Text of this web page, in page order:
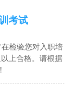
考试
检验您对入职培
上合格。请根据